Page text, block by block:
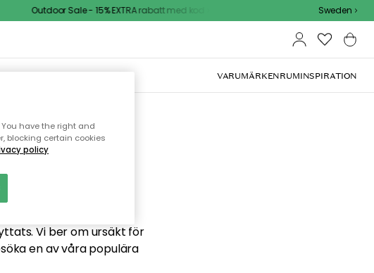
Outdoor Sale - 15% EXTRA rabatt med kod Sweden
VARUMÄRKENRUMINSPIRATION
söker
Vi ber om ursäkt för
en av våra populära
have the right and
blocking certain cookies
policy